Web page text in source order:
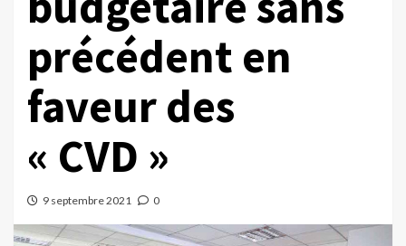
précédent en
faveur des
« CVD »
9 septembre 2021 0